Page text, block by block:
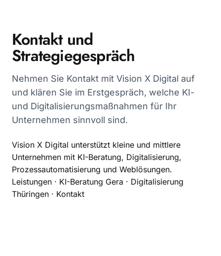
Kontakt und
Strategiegespräch
Nehmen Sie Kontakt mit Vision X Digital auf
und klären Sie im Erstgespräch, welche KI-
und Digitalisierungsmaßnahmen für Ihr
Unternehmen sinnvoll sind.
Vision X Digital unterstützt kleine und mittlere
Unternehmen mit KI-Beratung, Digitalisierung,
Prozessautomatisierung und Weblösungen.
Leistungen · KI-Beratung Gera · Digitalisierung
Thüringen · Kontakt